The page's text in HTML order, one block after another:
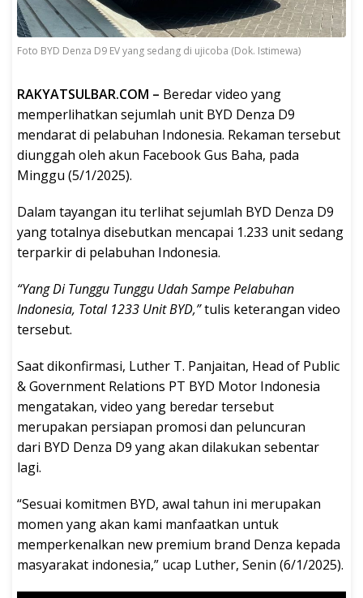
Foto BYD Denza D9 EV yang sedang di ujicoba (Dok. Istimewa)
RAKYATSULBAR.COM – Beredar video yang
memperlihatkan sejumlah unit BYD Denza D9
mendarat di pelabuhan Indonesia. Rekaman tersebut
diunggah oleh akun Facebook Gus Baha, pada
Minggu (5/1/2025).
Dalam tayangan itu terlihat sejumlah BYD Denza D9
yang totalnya disebutkan mencapai 1.233 unit sedang
terparkir di pelabuhan Indonesia.
“Yang Di Tunggu Tunggu Udah Sampe Pelabuhan
Indonesia, Total 1233 Unit BYD,”tulis keterangan video
tersebut.
Saat dikonfirmasi, Luther T. Panjaitan, Head of Public
& Government Relations PT BYD Motor Indonesia
mengatakan, video yang beredar tersebut
merupakan persiapan promosi dan peluncuran
dari BYD Denza D9 yang akan dilakukan sebentar
lagi.
“Sesuai komitmen BYD, awal tahun ini merupakan
momen yang akan kami manfaatkan untuk
memperkenalkan new premium brand Denza kepada
masyarakat indonesia,” ucap Luther, Senin (6/1/2025).